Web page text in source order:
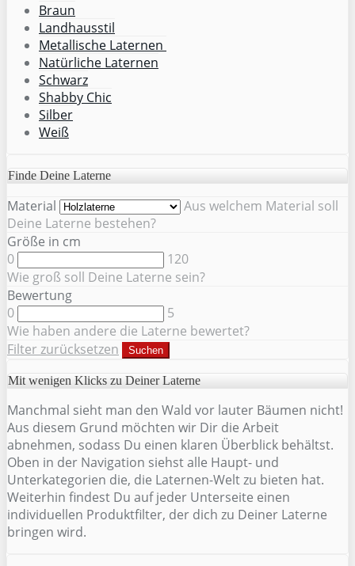
Braun
Landhausstil
Metallische Laternen
Natürliche Laternen
Schwarz
Shabby Chic
Silber
Weiß
Finde Deine Laterne
Material
Aus welchem Material soll
Deine Laterne bestehen?
Größe in cm
0
120
Wie groß soll Deine Laterne sein?
Bewertung
0
5
Wie haben andere die Laterne bewertet?
Filter zurücksetzen
Suchen
Mit wenigen Klicks zu Deiner Laterne
Manchmal sieht man den Wald vor lauter Bäumen nicht!
Aus diesem Grund möchten wir Dir die Arbeit
abnehmen, sodass Du einen klaren Überblick behältst.
Oben in der Navigation siehst alle Haupt- und
Unterkategorien die, die Laternen-Welt zu bieten hat.
Weiterhin findest Du auf jeder Unterseite einen
individuellen Produktfilter, der dich zu Deiner Laterne
bringen wird.